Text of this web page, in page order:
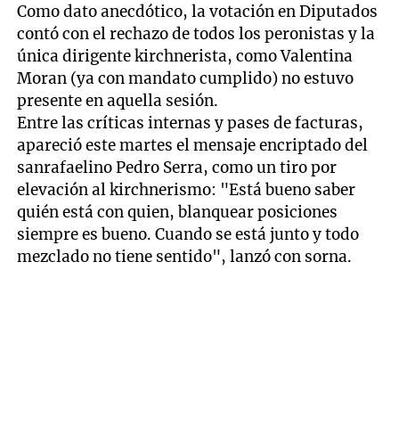
Como dato anecdótico, la votación en Diputados
contó con el rechazo de todos los peronistas y la
única dirigente kirchnerista, como Valentina
Moran (ya con mandato cumplido) no estuvo
presente en aquella sesión.
Entre las críticas internas y pases de facturas,
apareció este martes el mensaje encriptado del
sanrafaelino Pedro Serra, como un tiro por
elevación al kirchnerismo: "Está bueno saber
quién está con quien, blanquear posiciones
siempre es bueno. Cuando se está junto y todo
mezclado no tiene sentido", lanzó con sorna.